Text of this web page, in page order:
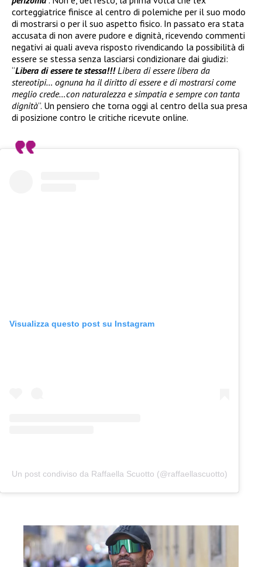
corteggiatrice finisce al centro di polemiche per il suo modo
di mostrarsi o per il suo aspetto fisico. In passato era stata
accusata di non avere pudore e dignità, ricevendo commenti
negativi ai quali aveva risposto rivendicando la possibilità di
essere se stessa senza lasciarsi condizionare dai giudizi:
“Libera di essere te stessa!!!Libera di essere libera da
stereotipi… ognuna ha il diritto di essere e di mostrarsi come
meglio crede…con naturalezza e simpatia e sempre con tanta
dignità”. Un pensiero che torna oggi al centro della sua presa
di posizione contro le critiche ricevute online.
Visualizza questo post su Instagram
Un post condiviso da Raffaella Scuotto (@raffaellascuotto)